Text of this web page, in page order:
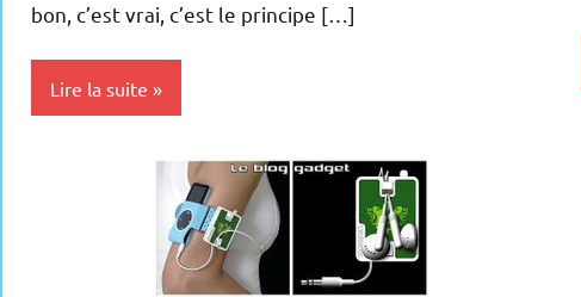
bon, c’est vrai, c’est le principe […]
Lire la suite